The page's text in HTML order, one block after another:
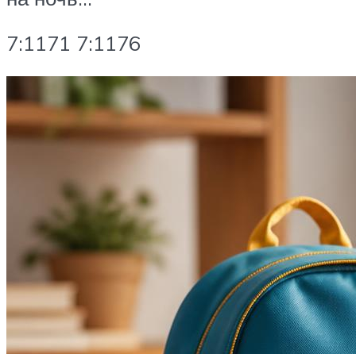
7:1171 7:1176